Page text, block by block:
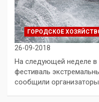
ГОРОДСКОЕ
26-09-2018
На следующей неделе в
фестиваль
сообщили